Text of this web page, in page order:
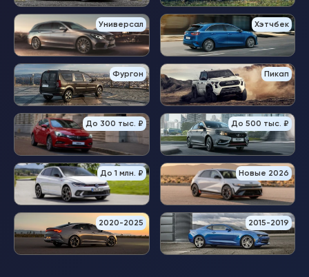
Универсал Хэтчбек
Фургон Пикап
До 300 тыс. ₽ До 500 тыс. ₽
До 1 млн. ₽ Новые 2026
2020-2025 2015-2019